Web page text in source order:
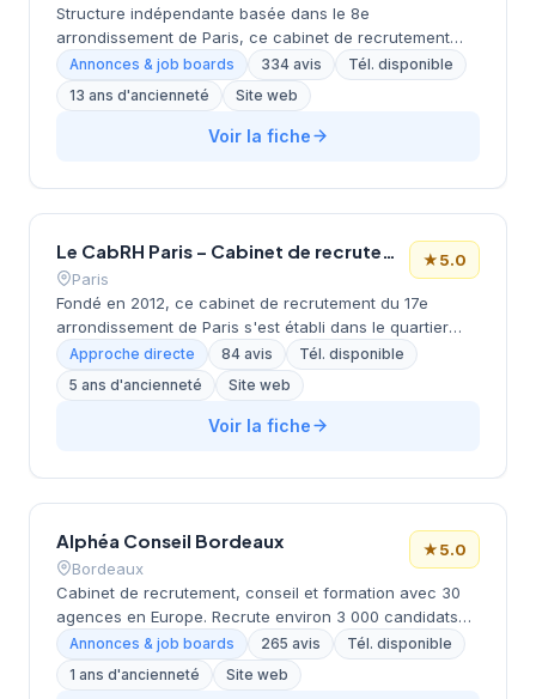
Structure indépendante basée dans le 8e
arrondissement de Paris, ce cabinet de recrutement
opère depuis le quartier Champs-Élysées. Dirigé par
TREVILLOT, il a développé son activité autour de
l'accompagnement personnalisé des entreprises et des
candidats. Son approche méthodique lui vaut une
Annonces & job boards 334 avis
Tél. disponible
13 ans d'ancienneté
Site web
Voir la fiche
Le CabRH Paris – Cabinet de recrutement
Paris
★5.0
Fondé en 2012, ce cabinet de recrutement du 17e
arrondissement de Paris s'est établi dans le quartier
des Batignolles-Ternes sur le boulevard Malesherbes.
Dirigé par BLOND, la structure accompagne les
entreprises dans leurs recrutements avec une
approche personnalisée. L'équipe développe son
Approche directe 84 avis
Tél. disponible
5 ans d'ancienneté
Site web
Voir la fiche
Alphéa Conseil Bordeaux
Bordeaux
★5.0
Cabinet de recrutement, conseil et formation avec 30
agences en Europe. Recrute environ 3 000 candidats
par an avec un délai moyen de 28 jours. Note Google
5.0/5 (265 avis). Valeurs : proximité, exigence, expertise
métier et satisfaction client (93%).
Annonces & job boards 265 avis
Tél. disponible
1 ans d'ancienneté
Site web